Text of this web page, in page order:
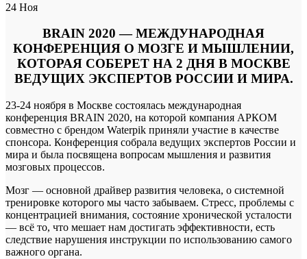
24 Ноя
BRAIN 2020 — МЕЖДУНАРОДНАЯ
КОНФЕРЕНЦИЯ О МОЗГЕ И МЫШЛЕНИИ,
КОТОРАЯ СОБЕРЕТ НА 2 ДНЯ В МОСКВЕ
ВЕДУЩИХ ЭКСПЕРТОВ РОССИИ И МИРА.
23-24 ноября в Москве состоялась международная
конференция BRAIN 2020, на которой компания АРКОМ
совместно с брендом Waterpik приняли участие в качестве
спонсора. Конференция собрала ведущих экспертов России и
мира и была посвящена вопросам мышления и развития
мозговых процессов.
Мозг — основной драйвер развития человека, о системной
тренировке которого мы часто забываем. Стресс, проблемы с
концентрацией внимания, состояние хронической усталости
— всё то, что мешает нам достигать эффективности, есть
следствие нарушения инструкции по использованию самого
важного органа.